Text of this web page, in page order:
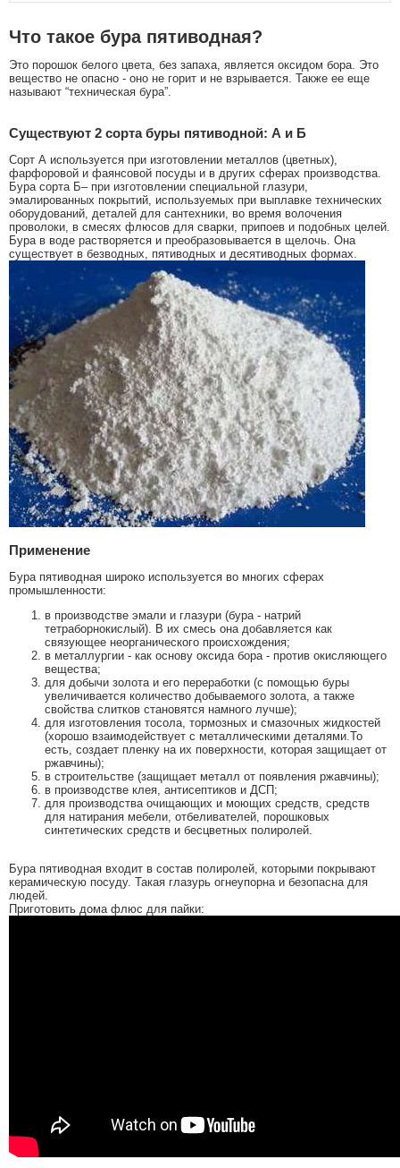
Что такое бура пятиводная?
Это порошок белого цвета, без запаха, является оксидом бора. Это
вещество не опасно - оно не горит и не взрывается. Также ее еще
называют “техническая бура”.
Существуют 2 сорта буры пятиводной: А и Б
Сорт А используется при изготовлении металлов (цветных),
фарфоровой и фаянсовой посуды и в других сферах производства.
Бура сорта Б– при изготовлении специальной глазури,
эмалированных покрытий, используемых при выплавке технических
оборудований, деталей для сантехники, во время волочения
проволоки, в смесях флюсов для сварки, припоев и подобных целей.
Бура в воде растворяется и преобразовывается в щелочь. Она
существует в безводных, пятиводных и десятиводных формах.
Применение
Бура пятиводная широко используется во многих сферах
промышленности:
в производстве эмали и глазури (бура - натрий
тетраборнокислый). В их смесь она добавляется как
связующее неорганического происхождения;
в металлургии - как основу оксида бора - против окисляющего
вещества;
для добычи золота и его переработки (с помощью буры
увеличивается количество добываемого золота, а также
свойства слитков становятся намного лучше);
для изготовления тосола, тормозных и смазочных жидкостей
(хорошо взаимодействует с металлическими деталями.То
есть, создает пленку на их поверхности, которая защищает от
ржавчины);
в строительстве (защищает металл от появления ржавчины);
в производстве клея, антисептиков и ДСП;
для производства очищающих и моющих средств, средств
для натирания мебели, отбеливателей, порошковых
синтетических средств и бесцветных полиролей.
Бура пятиводная входит в состав полиролей, которыми покрывают
керамическую посуду. Такая глазурь огнеупорна и безопасна для
людей.
Приготовить дома флюс для пайки: